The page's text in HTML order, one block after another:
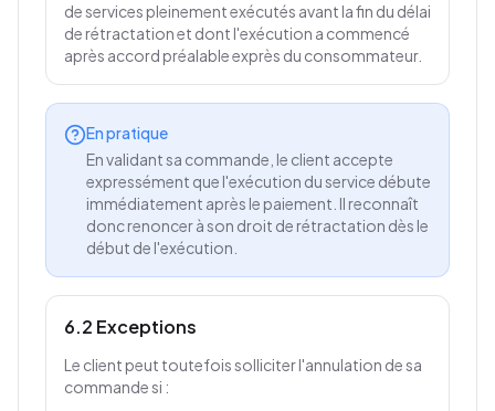
de services pleinement exécutés avant la fin du délai
de rétractation et dont l'exécution a commencé
après accord préalable exprès du consommateur.
En pratique
En validant sa commande, le client accepte
expressément que l'exécution du service débute
immédiatement après le paiement. Il reconnaît
donc renoncer à son droit de rétractation dès le
début de l'exécution.
6.2 Exceptions
Le client peut toutefois solliciter l'annulation de sa
commande si :